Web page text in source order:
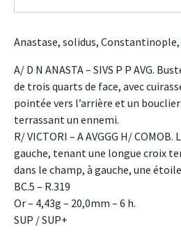
Anastase, solidus,
A/ D N ANASTA – SIVS P P AVG.
de trois quarts de face, avec
pointée vers l’arrière et un
terrassant un ennemi.
R/ VICTORI – A AVGGG H/
gauche, tenant une longue croix
dans le champ, à gauche, une
BC.5 – R.319
Or – 4,43g – 20,0mm – 6 h.
SUP / SUP+